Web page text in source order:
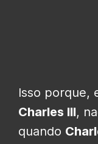
Isso porque,
Charles III,
quando